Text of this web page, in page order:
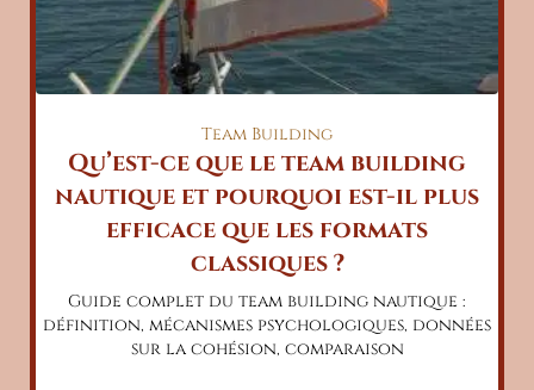
Team Building
Qu’est-ce que le team building
nautique et pourquoi est-il plus
efficace que les formats
classiques ?
Guide complet du team building nautique :
définition, mécanismes psychologiques, données
sur la cohésion, comparaison